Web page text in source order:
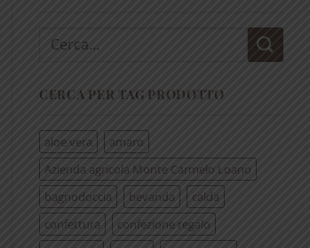
Cerca:
CERCA PER TAG PRODOTTO
aloe vera
amaro
Azienda agricola Monte Carmelo Loano
bagnodoccia
bevanda
calda
confettura
confezione regalo